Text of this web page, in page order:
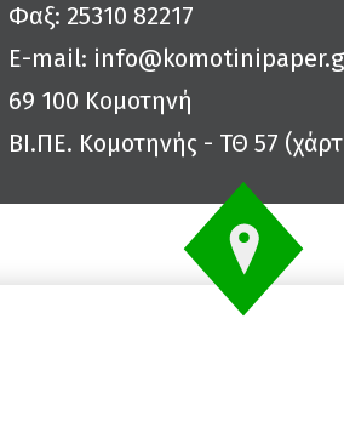
Φαξ: 25310 82217
E-mail:
69 100 Κομοτηνή
ΒΙ.ΠΕ. Κομοτηνής - ΤΘ 57 (